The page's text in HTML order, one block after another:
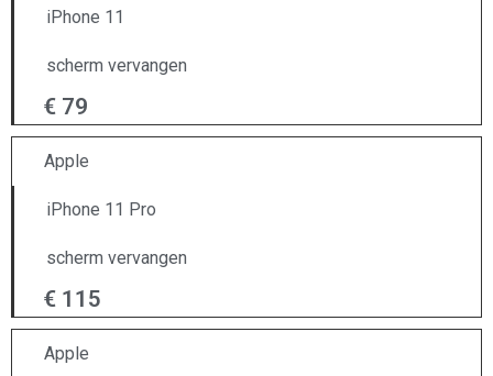
iPhone 11
scherm vervangen
€ 79
Apple
iPhone 11 Pro
scherm vervangen
€ 115
Apple